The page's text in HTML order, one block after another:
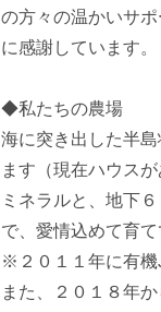
の方々の温かいサ
に感謝しています。
◆私たちの農場
海に突き出した半
ます（現在ハウス
ミネラルと、地下
で、愛情込めて育て
※２０１１年に有機
また、２０１８年